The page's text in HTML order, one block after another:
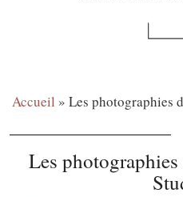
Accueil » Les photographies
Les